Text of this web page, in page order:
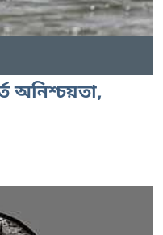
অনিশ্চয়তা,